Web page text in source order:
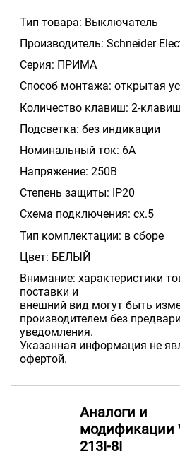
Тип товара: Выключатель
Производитель: Schneider
Серия: ПРИМА
Способ монтажа: открытая
Количество клавиш: 2-
Подсветка: без индикации
Номинальный ток: 6А
Напряжение: 250В
Степень защиты: IP20
Схема подключения: сх.5
Тип комплектации: в сборе
Цвет: БЕЛЫЙ
Внимание: характеристики
поставки и
внешний вид могут быть
производителем без
уведомления.
Указанная информация не
офертой.
Аналоги и
модификации
213I-8I